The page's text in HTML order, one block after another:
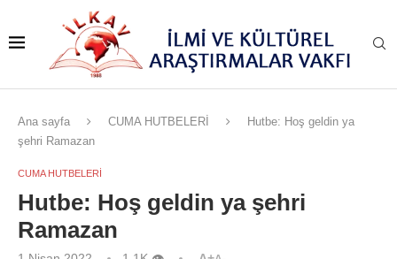
Ana sayfa CUMA HUTBELERİ
Hutbe: Hoş geldin ya
şehri Ramazan
CUMA HUTBELERİ
Hutbe: Hoş geldin ya şehri
Ramazan